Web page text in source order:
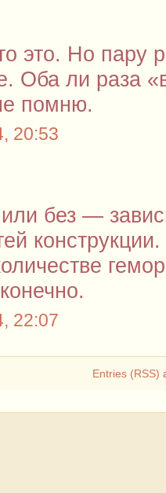
это. Но пару
Оба ли раза
помню.
20:53
без —
22:07
Entries (RSS)